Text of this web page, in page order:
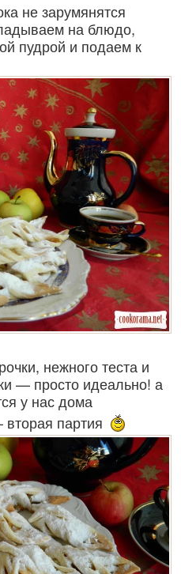
не зарумянятся
на блюдо,
пудрой и подаем к
нежного теста и
— просто идеально! а
у нас дома
партия